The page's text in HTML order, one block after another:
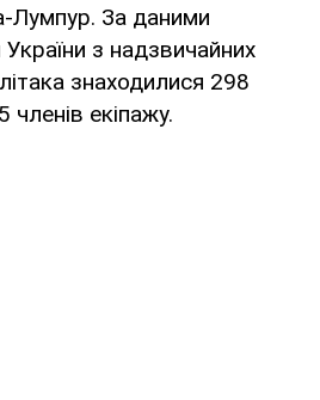
Лумпур. За даними
з надзвичайних
знаходилися 298
екіпажу.